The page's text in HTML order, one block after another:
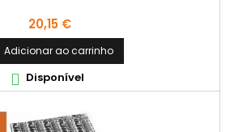
Preço
20,15 €
Adicionar ao carrinho
 Disponível